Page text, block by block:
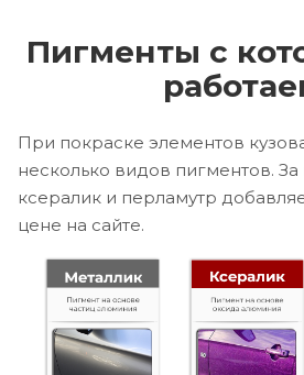
Пигменты с
При покраске элементов
несколько видов пигментов.
ксералик и перламутр
цене на сайте.